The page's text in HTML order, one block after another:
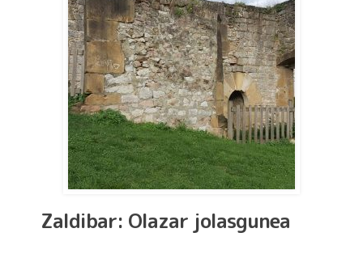
Zaldibar: Olazar jolasgunea